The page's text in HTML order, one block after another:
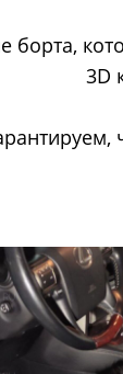
борта,
3D